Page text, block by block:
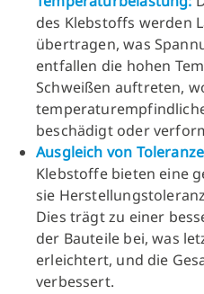
des Klebstoffs werden
übertragen, was
entfallen die hohen
Schweißen auftreten,
beschädigt oder
Ausgleich von
Klebstoffe bieten eine
sie
Dies trägt zu einer
der Bauteile bei, was
erleichtert, und die
verbessert.